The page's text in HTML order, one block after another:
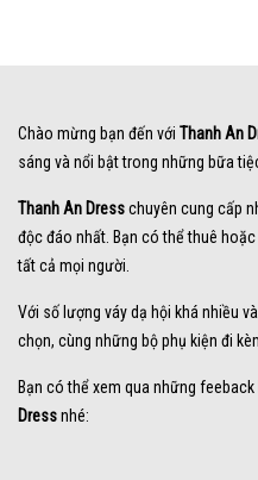
Chào mừng bạn đến với Thanh An
sáng và nổi bật trong những bữa
Thanh An Dresschuyên cung cấp
độc đáo nhất. Bạn có thể thuê
tất cả mọi người.
Với số lượng váy dạ hội khá nhiều
chọn, cùng những bộ phụ kiện đi
Bạn có thể xem qua những
Dressnhé: